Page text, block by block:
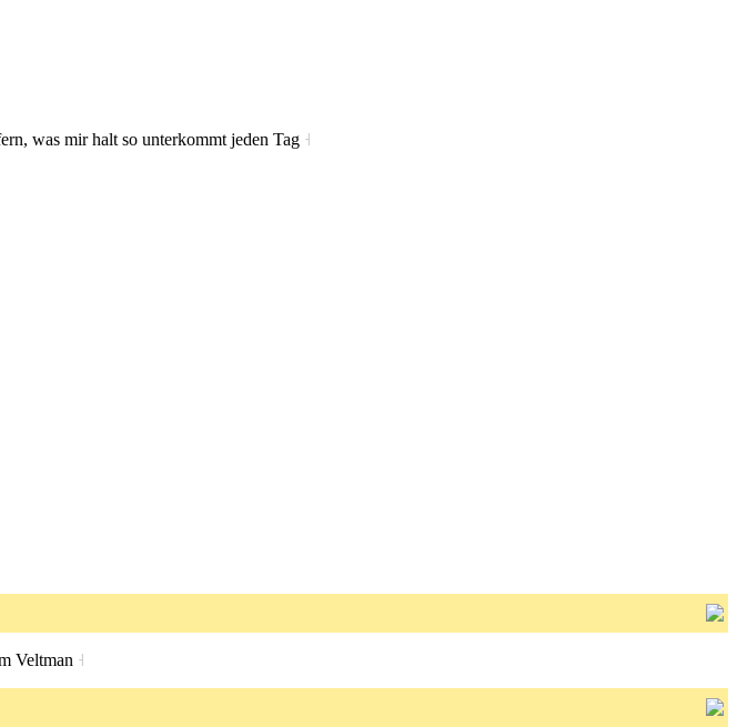
was mir halt so unterkommt jeden Tag ˧
Veltman ˧